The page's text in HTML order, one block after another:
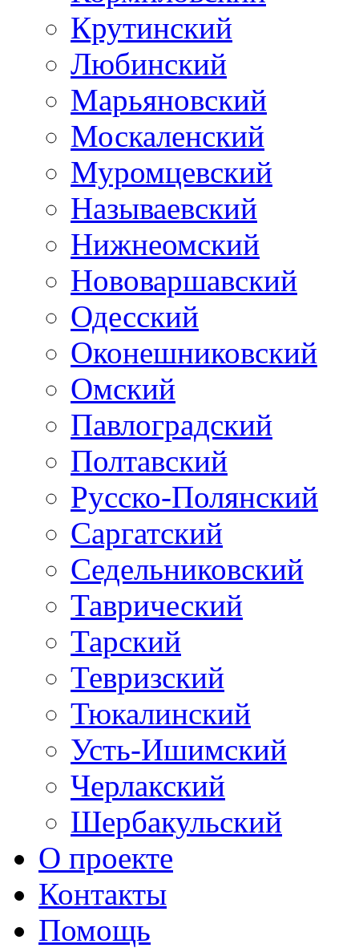
Крутинский
Любинский
Марьяновский
Москаленский
Муромцевский
Называевский
Нижнеомский
Нововаршавский
Одесский
Оконешниковский
Омский
Павлоградский
Полтавский
Русско-Полянский
Саргатский
Седельниковский
Таврический
Тарский
Тевризский
Тюкалинский
Усть-Ишимский
Черлакский
Шербакульский
О проекте
Контакты
Помощь